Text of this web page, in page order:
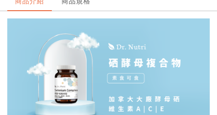
[裸肌]南非可可 益生菌乳清單包
[裸肌]炭焙鐵觀音 益生菌乳清單包